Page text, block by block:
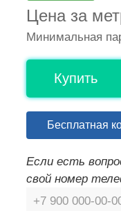
Цена за
Минимальная
Купить
Бесплатная
Если есть
свой номер